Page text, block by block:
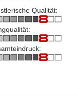
Qualität: